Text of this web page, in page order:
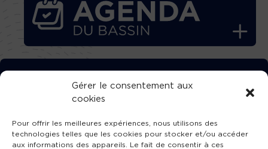
Gérer le consentement aux
cookies
Pour offrir les meilleures expériences, nous utilisons des
technologies telles que les cookies pour stocker et/ou accéder
aux informations des appareils. Le fait de consentir à ces
TÉLÉCHARGEZ GRATUITEMENT
L’APPLICATION TVBA !